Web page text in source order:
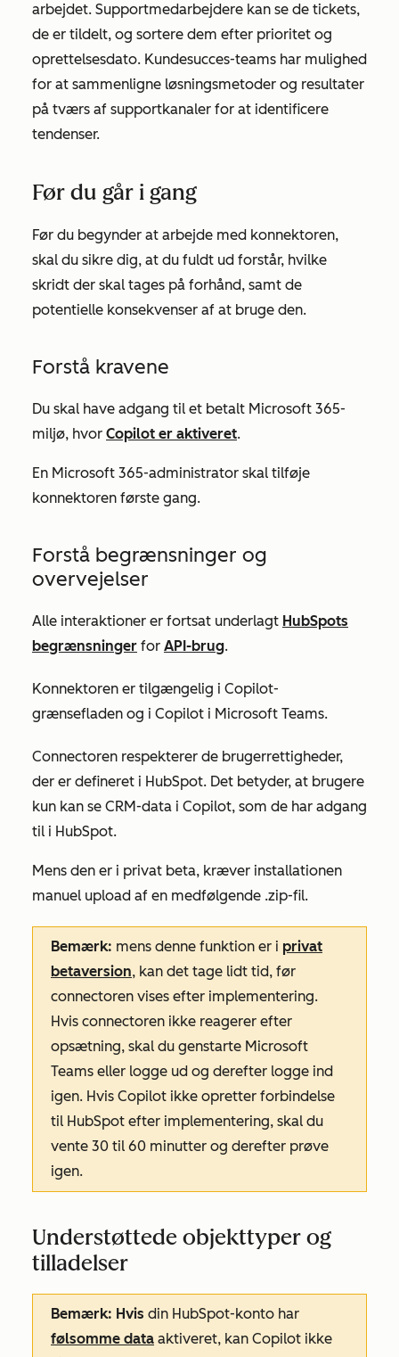
arbejdet. Supportmedarbejdere kan se de tickets,
de er tildelt, og sortere dem efter prioritet og
oprettelsesdato. Kundesucces-teams har mulighed
for at sammenligne løsningsmetoder og resultater
på tværs af supportkanaler for at identificere
tendenser.
Før du går i gang
Før du begynder at arbejde med konnektoren,
skal du sikre dig, at du fuldt ud forstår, hvilke
skridt der skal tages på forhånd, samt de
potentielle konsekvenser af at bruge den.
Forstå kravene
Du skal have adgang til et betalt Microsoft 365-
miljø, hvor Copilot er aktiveret.
En Microsoft 365-administrator skal tilføje
konnektoren første gang.
Forstå begrænsninger og
overvejelser
Alle interaktioner er fortsat underlagt HubSpots
begrænsninger for API-brug.
Konnektoren er tilgængelig i Copilot-
grænsefladen og i Copilot i Microsoft Teams.
Connectoren respekterer de brugerrettigheder,
der er defineret i HubSpot. Det betyder, at brugere
kun kan se CRM-data i Copilot, som de har adgang
til i HubSpot.
Mens den er i privat beta, kræver installationen
manuel upload af en medfølgende .zip-fil.
Bemærk: mens denne funktion er i privat
betaversion, kan det tage lidt tid, før
connectoren vises efter implementering.
Hvis connectoren ikke reagerer efter
opsætning, skal du genstarte Microsoft
Teams eller logge ud og derefter logge ind
igen. Hvis Copilot ikke opretter forbindelse
til HubSpot efter implementering, skal du
vente 30 til 60 minutter og derefter prøve
igen.
Understøttede objekttyper og
tilladelser
Bemærk: Hvis din HubSpot-konto har
følsomme data aktiveret, kan Copilot ikke